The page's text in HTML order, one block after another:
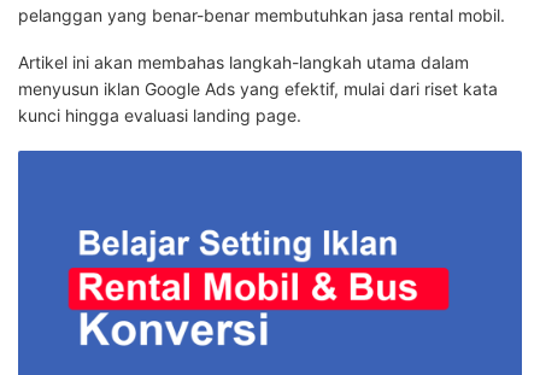
pelanggan yang benar-benar membutuhkan jasa rental mobil.
Artikel ini akan membahas langkah-langkah utama dalam
menyusun iklan Google Ads yang efektif, mulai dari riset kata
kunci hingga evaluasi landing page.